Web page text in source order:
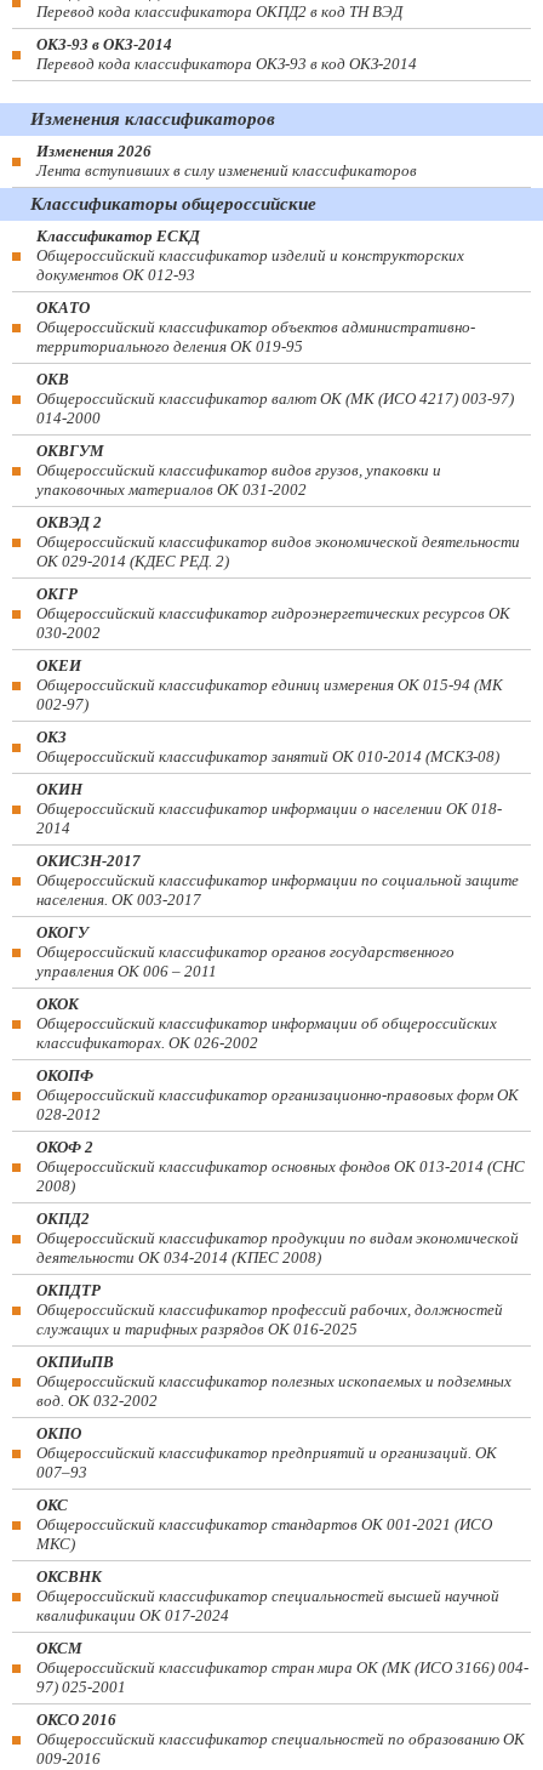
Перевод кода классификатора ОКПД2 в код ТН ВЭД
ОКЗ-93 в ОКЗ-2014
Перевод кода классификатора ОКЗ-93 в код ОКЗ-2014
Изменения классификаторов
Изменения 2026
Лента вступивших в силу изменений классификаторов
Классификаторы общероссийские
Классификатор ЕСКД
Общероссийский классификатор изделий и конструкторских
документов ОК 012-93
ОКАТО
Общероссийский классификатор объектов административно-
территориального деления ОК 019-95
ОКВ
Общероссийский классификатор валют ОК (МК (ИСО 4217) 003-97)
014-2000
ОКВГУМ
Общероссийский классификатор видов грузов, упаковки и
упаковочных материалов ОК 031-2002
ОКВЭД 2
Общероссийский классификатор видов экономической деятельности
ОК 029-2014 (КДЕС РЕД. 2)
ОКГР
Общероссийский классификатор гидроэнергетических ресурсов ОК
030-2002
ОКЕИ
Общероссийский классификатор единиц измерения ОК 015-94 (МК
002-97)
ОКЗ
Общероссийский классификатор занятий ОК 010-2014 (МСКЗ-08)
ОКИН
Общероссийский классификатор информации о населении ОК 018-
2014
ОКИСЗН-2017
Общероссийский классификатор информации по социальной защите
населения. ОК 003-2017
ОКОГУ
Общероссийский классификатор органов государственного
управления ОК 006 – 2011
ОКОК
Общероссийский классификатор информации об общероссийских
классификаторах. ОК 026-2002
ОКОПФ
Общероссийский классификатор организационно-правовых форм ОК
028-2012
ОКОФ 2
Общероссийский классификатор основных фондов ОК 013-2014 (СНС
2008)
ОКПД2
Общероссийский классификатор продукции по видам экономической
деятельности ОК 034-2014 (КПЕС 2008)
ОКПДТР
Общероссийский классификатор профессий рабочих, должностей
служащих и тарифных разрядов ОК 016-2025
ОКПИиПВ
Общероссийский классификатор полезных ископаемых и подземных
вод. ОК 032-2002
ОКПО
Общероссийский классификатор предприятий и организаций. ОК
007–93
ОКС
Общероссийский классификатор стандартов ОК 001-2021 (ИСО
МКС)
ОКСВНК
Общероссийский классификатор специальностей высшей научной
квалификации ОК 017-2024
ОКСМ
Общероссийский классификатор стран мира ОК (МК (ИСО 3166) 004-
97) 025-2001
ОКСО 2016
Общероссийский классификатор специальностей по образованию ОК
009-2016